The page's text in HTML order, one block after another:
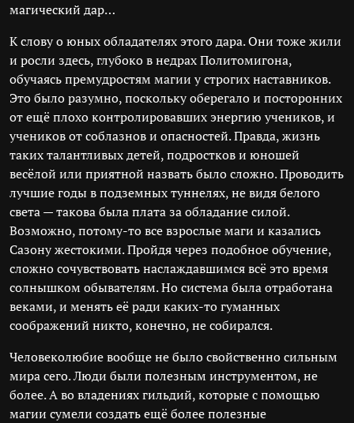
магический дар…
К слову о юных обладателях этого дара. Они тоже жили
и росли здесь, глубоко в недрах Политомигона,
обучаясь премудростям магии у строгих наставников.
Это было разумно, поскольку оберегало и посторонних
от ещё плохо контролировавших энергию учеников, и
учеников от соблазнов и опасностей. Правда, жизнь
таких талантливых детей, подростков и юношей
весёлой или приятной назвать было сложно. Проводить
лучшие годы в подземных туннелях, не видя белого
света — такова была плата за обладание силой.
Возможно, потому-то все взрослые маги и казались
Сазону жестокими. Пройдя через подобное обучение,
сложно сочувствовать наслаждавшимся всё это время
солнышком обывателям. Но система была отработана
веками, и менять её ради каких-то гуманных
соображений никто, конечно, не собирался.
Человеколюбие вообще не было свойственно сильным
мира сего. Люди были полезным инструментом, не
более. А во владениях гильдий, которые с помощью
магии сумели создать ещё более полезные